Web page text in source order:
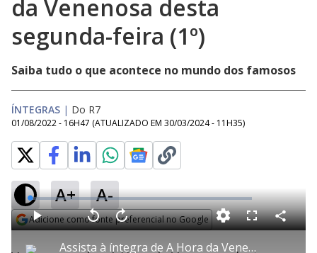
da Venenosa desta
segunda-feira (1º)
Saiba tudo o que acontece no mundo dos famosos
ÍNTEGRAS | Do R7
01/08/2022 - 16H47 (ATUALIZADO EM 30/03/2024 - 11H35)
A+ A-
Adicione como fonte preferencial no Google
Assista à íntegra de A Hora da Venenosa desta segunda-feira (1º)
P V
t
A
a
n
L
o
a
d
e
:
1
F
l
C
o